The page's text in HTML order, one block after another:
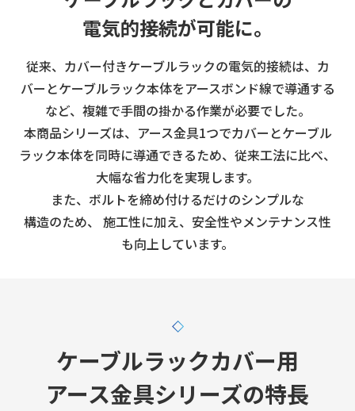
電気的接続が可能に。
従来、カバー付きケーブルラックの電気的接続は、 カ
バーとケーブルラック本体をアースボンド線で導通する
など、 複雑で手間の掛かる作業が必要でした。
本商品シリーズは、アース金具1つでカバーとケーブル
ラック本体を同時に導通できるため、 従来工法に比べ、
大幅な省力化を実現します。
また、ボルトを締め付けるだけのシンプルな
構造のため、 施工性に加え、安全性やメンテナンス性
も向上しています。
ケーブルラックカバー用
アース金具シリーズの特長